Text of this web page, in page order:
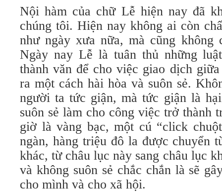
Nội hàm của chữ Lễ hiện nay đã
chúng tôi. Hiện nay không ai còn
như ngày xưa nữa, mà cũng không
Ngày nay Lễ là tuân thủ những
thành văn để cho việc giao dịch
ra một cách hài hòa và suôn sẻ.
người ta tức giận, mà tức giận là
suôn sẻ làm cho công việc trở thành
giờ là vàng bạc, một cú “click
ngàn, hàng triệu đô la được chuyển
khác, từ châu lục này sang châu lục
và không suôn sẻ chắc chắn là sẽ
cho mình và cho xã hội.